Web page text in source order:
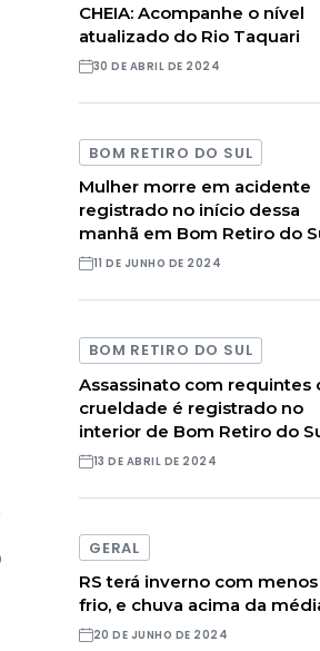
CHEIA: Acompanhe o nível
atualizado do Rio Taquari
30 DE ABRIL DE 2024
BOM RETIRO DO SUL
Mulher morre em acidente
registrado no início dessa
manhã em Bom Retiro do
11 DE JUNHO DE 2024
BOM RETIRO DO SUL
Assassinato com requintes
crueldade é registrado no
interior de Bom Retiro do
13 DE ABRIL DE 2024
GERAL
RS terá inverno com menos
frio, e chuva acima da
20 DE JUNHO DE 2024